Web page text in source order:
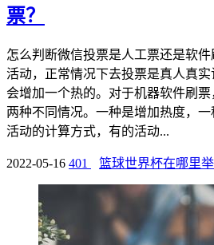
票？
怎么判断微信投票是人工票还是软
活动，正常情况下去投票是真人真
会增加一个热的。对于机器软件刷
两种不同情况。一种是增加热度，
活动的计算方式，有的活动...
2022-05-16 401 篮球世界杯在哪里